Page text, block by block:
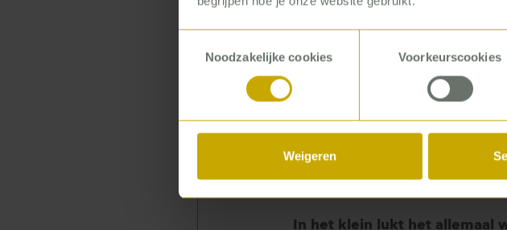
Noodzakelijke cookies
Voorkeurscookies
Weigeren
juiste plek op het juiste moment. En
kijken. Zodat je niet elke dag of elke
doen, en de juiste prioriteiten stellen.’
In het klein lukt het allemaal